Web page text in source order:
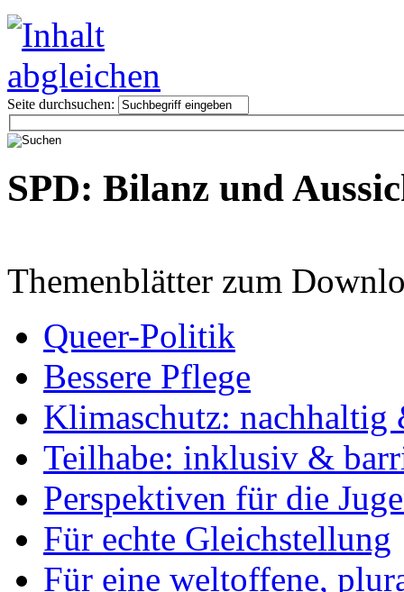
Seite durchsuchen:
SPD: Bilanz und
Themenblätter zum
Queer-Politik
Bessere Pflege
Klimaschutz: nachhaltig
Teilhabe: inklusiv &
Perspektiven für die
Für echte Gleichstellung
Für eine weltoffene,